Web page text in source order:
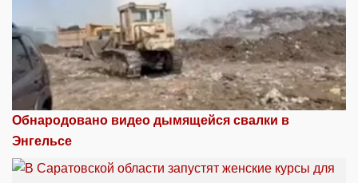
Обнародовано видео дымящейся свалки в
Энгельсе